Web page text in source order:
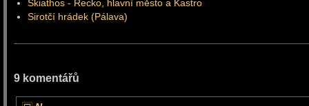
Skiathos - Řecko, hlavní město a Kastro
Sirotčí hrádek (Pálava)
9 komentářů